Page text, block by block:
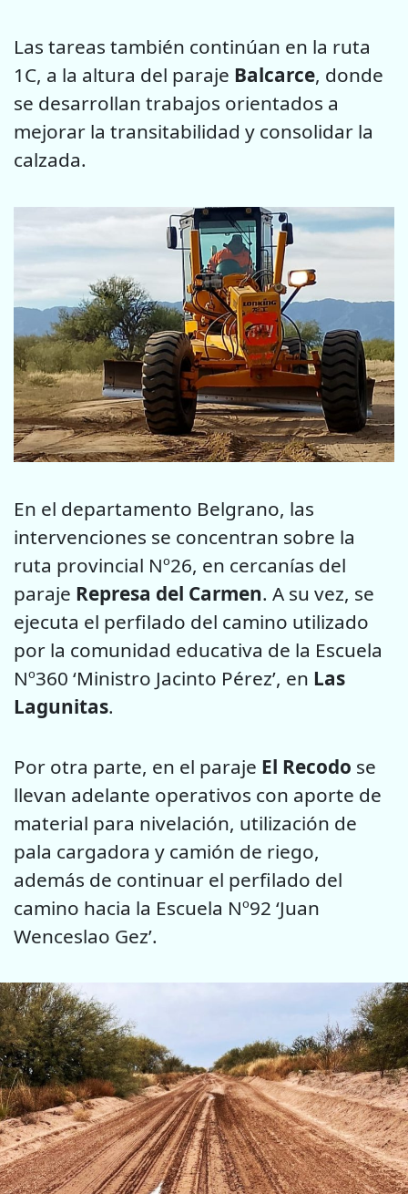
Las tareas también continúan en la ruta
1C, a la altura del paraje Balcarce, donde
se desarrollan trabajos orientados a
mejorar la transitabilidad y consolidar la
calzada.
En el departamento Belgrano, las
intervenciones se concentran sobre la
ruta provincial Nº26, en cercanías del
paraje Represa del Carmen. A su vez, se
ejecuta el perfilado del camino utilizado
por la comunidad educativa de la Escuela
Nº360 ‘Ministro Jacinto Pérez’, en Las
Lagunitas.
Por otra parte, en el paraje El Recodo se
llevan adelante operativos con aporte de
material para nivelación, utilización de
pala cargadora y camión de riego,
además de continuar el perfilado del
camino hacia la Escuela Nº92 ‘Juan
Wenceslao Gez’.